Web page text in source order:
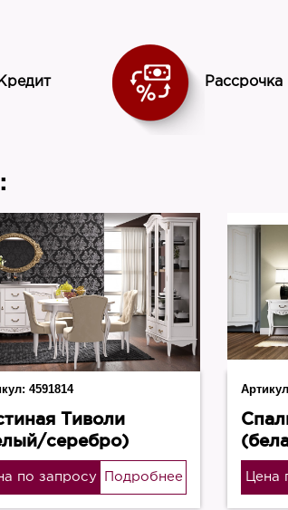
Кредит Рассрочка
4591814
Тиволи
серебро)
по запросу Подробнее Цена